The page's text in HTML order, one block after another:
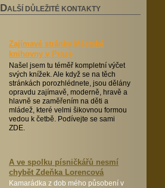
DALŠÍ DŮLEŽITÉ KONTAKTY
Zajímavé stránky Městské
knihovny v Praze
Našel jsem tu téměř kompletní výčet
svých knížek. Ale když se na těch
stránkách porozhlédnete, jsou dělány
opravdu zajímavě, moderně, hravě a
hlavně se zaměřením na děti a
mládež, které velmi šikovnou formou
vedou k četbě. Podívejte se sami
ZDE.
A ve spolku písničkářů nesmí
chybět Zdeňka Lorencová
Kamarádka z dob mého působení v